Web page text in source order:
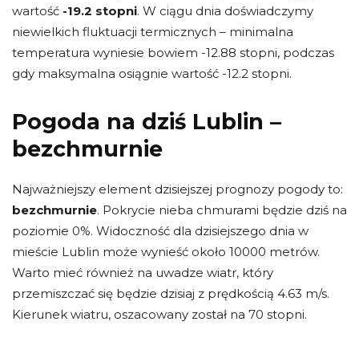
wartość -19.2 stopni. W ciągu dnia doświadczymy
niewielkich fluktuacji termicznych – minimalna
temperatura wyniesie bowiem -12.88 stopni, podczas
gdy maksymalna osiągnie wartość -12.2 stopni.
Pogoda na dziś Lublin –
bezchmurnie
Najważniejszy element dzisiejszej prognozy pogody to:
bezchmurnie. Pokrycie nieba chmurami będzie dziś na
poziomie 0%. Widoczność dla dzisiejszego dnia w
mieście Lublin może wynieść około 10000 metrów.
Warto mieć również na uwadze wiatr, który
przemiszczać się będzie dzisiaj z prędkością 4.63 m/s.
Kierunek wiatru, oszacowany został na 70 stopni.